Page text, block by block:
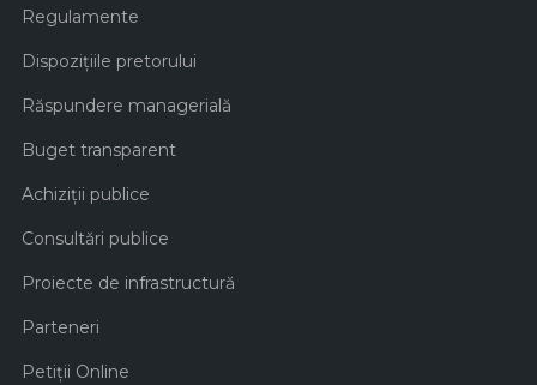
Regulamente
Dispozițiile pretorului
Răspundere managerială
Buget transparent
Achiziţii publice
Consultări publice
Proiecte de infrastructură
Parteneri
Petiții Online